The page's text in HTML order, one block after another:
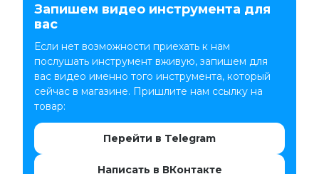
Запишем видео инструмента для
вас
Если нет возможности приехать к нам
послушать инструмент вживую, запишем для
вас видео именно того инструмента, который
сейчас в магазине. Пришлите нам ссылку на
товар:
Перейти в Telegram
Написать в ВКонтакте